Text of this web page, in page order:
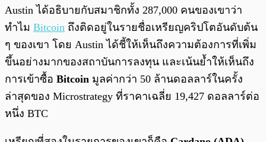
Austin ได้อธิบายกับสมาชิกทั้ง 287,000 คนของเขาว่า
ทำไม Bitcoin ถึงติดอยู่ในรายชื่อเหรียญคริปโตอันดับต้น
ๆ ของเขา โดย Austin ได้ชี้ให้เห็นถึงความต้องการที่เพิ่ม
ขึ้นอย่างมากของสถาบันการลงทุน และเน้นย้ำให้เห็นถึง
การเข้าซื้อ Bitcoin มูลค่ากว่า 50 ล้านดอลลาร์ในครั้ง
ล่าสุดของ Microstrategy ที่ราคาเฉลี่ย 19,427 ดอลลาร์ต่อ
หนึ่ง BTC